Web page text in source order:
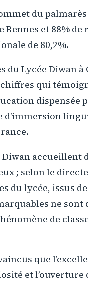
du
Rennes et 88% de
de 80,2%.
du Lycée Diwan à
qui
dispensée
d’immersion
accueillent
; selon le
du lycée, issus
ne sont
de
que
et l’ouverture